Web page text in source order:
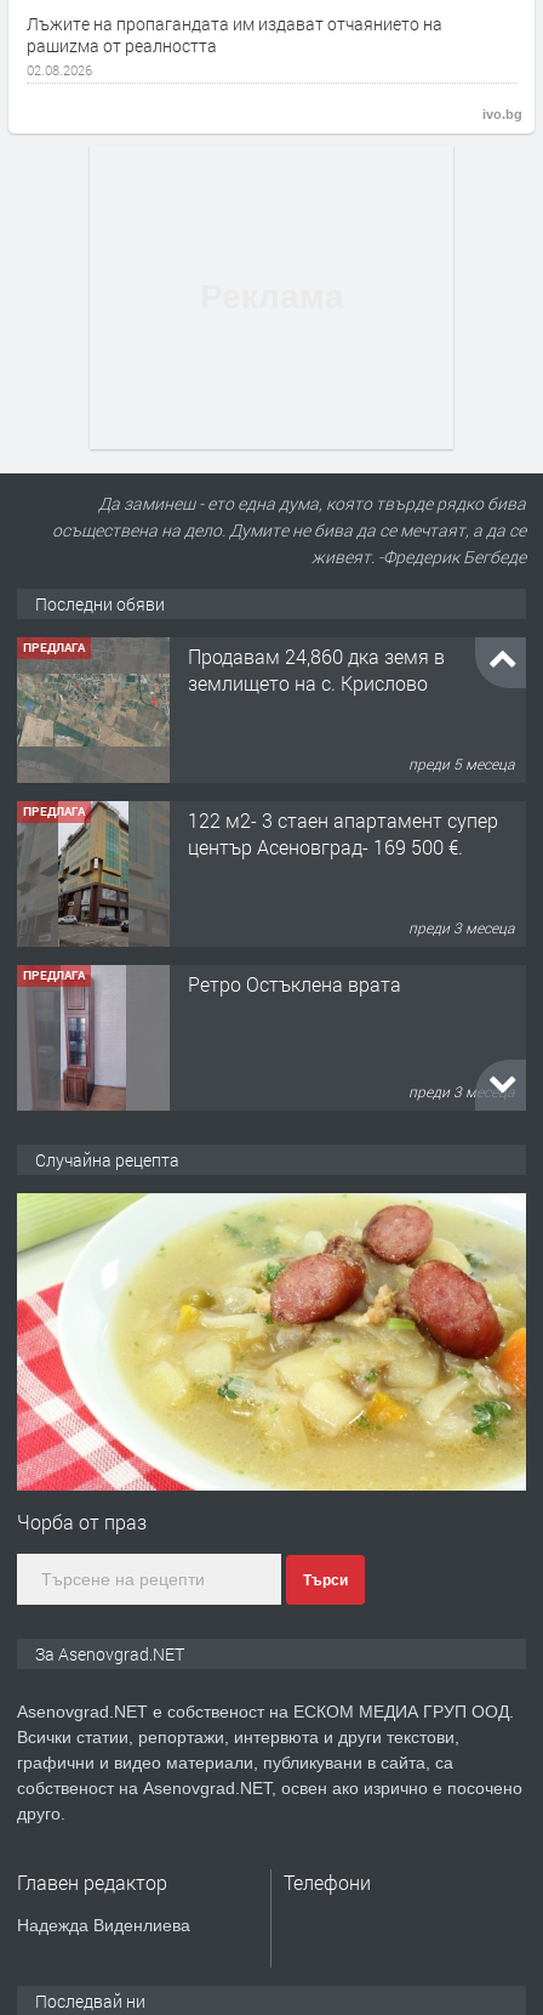
Лъжите на пропагандата им издават отчаянието на
рашиzма от реалността
02.08.2026
ivo.bg
Да заминеш - ето една дума, която твърде рядко бива
осъществена на дело. Думите не бива да се мечтаят, а да се
живеят. -Фредерик Бегбеде
Последни обяви
ПРЕДЛАГА
Продавам 24,860 дка земя в
землището на с. Крислово
преди 5 месеца
ПРЕДЛАГА
122 м2- 3 стаен апартамент супер
център Асеновград- 169 500 €.
преди 3 месеца
ПРЕДЛАГА Ретро Остъклена врата
преди 3 месеца
преди 10 месеца
ПРЕДЛАГА
Професионална броячна машина -
със сертификат от ЕЦБ
преди 1 година
ПРЕДЛАГА
Професионална зеленчукорезачка
преди 2 години
ПРЕДЛАГА
Давам индивидуалани уроци по
ремонт на покриви
Случайна рецепта
Чорба от праз
Търси
За Asenovgrad.NET
Asenovgrad.NET е собственост на ЕСКОМ МЕДИА ГРУП ООД.
Всички статии, репортажи, интервюта и други текстови,
графични и видео материали, публикувани в сайта, са
собственост на Asenovgrad.NET, освен ако изрично е посочено
друго.
Главен редактор
Надежда Виденлиева
Телефони
Последвай ни